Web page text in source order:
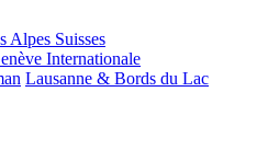
Alpes Suisses
Internationale
Lausanne & Bords du Lac